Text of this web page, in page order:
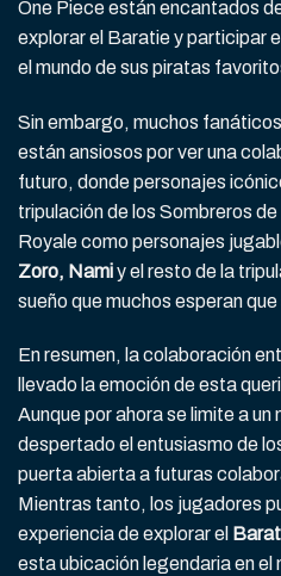
One Piece están encantados
explorar el Baratie y participar
el mundo de sus piratas
Sin embargo, muchos
están ansiosos por ver una
futuro, donde personajes
tripulación de los Sombreros
Royale como personajes
Zoro, Namiy el resto de la
sueño que muchos esperan
En resumen, la colaboración
llevado la emoción de esta
Aunque por ahora se limite a
despertado el entusiasmo de
puerta abierta a futuras
Mientras tanto, los jugadores
experiencia de explorar el
esta ubicación legendaria en el